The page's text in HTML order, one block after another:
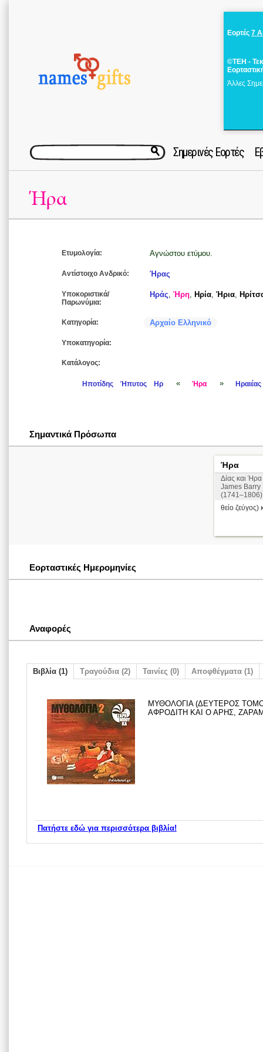
Εορτές 7
©ΤΕΗ -
Άλλες
Σημερινές Εορτές
Ήρα
Ετυμολογία: Αγνώστου ετύμου.
Αντίστοιχο Ανδρικό: Ήρας
Υποκοριστικά/
Παρωνύμια:
Ηράς, Ήρη, Ηρία, Ήρια,
Κατηγορία: Αρχαίο Ελληνικό
Υποκατηγορία:
Κατάλογος:
Ηποτίδης Ήπυτος Ηρ « Ήρα » Ηραιέας
Σημαντικά Πρόσωπα
Ήρα
Δίας και Ήρα
James Barry
(1741–1806)
θείο ζεύγος)
Εορταστικές Ημερομηνίες
Αναφορές
Βιβλία (1) Τραγούδια (2) Ταινίες (0) Αποφθέγματα (1)
ΜΥΘΟΛΟΓΙΑ (ΔΕΥΤΕΡΟΣ
ΑΦΡΟΔΙΤΗ ΚΑΙ Ο ΑΡΗΣ,
Πατήστε εδώ για περισσότερα βιβλία!